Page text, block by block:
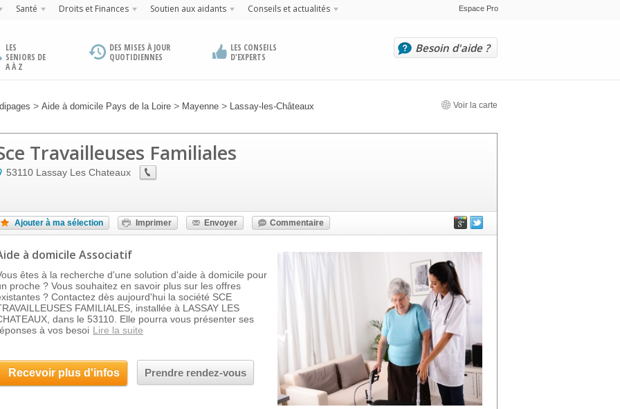
Santé Droits et Finances Soutien aux aidants Conseils et actualités Espace Pro
LES
SENIORS DE
A À Z
DES MISES À JOUR
QUOTIDIENNES
LES CONSEILS
D'EXPERTS
Besoin d'aide ?
> Aide à domicile Pays de la Loire > Mayenne > Lassay-les-Châteaux Voir la carte
Travailleuses Familiales
53110 Lassay Les Chateaux
Ajouter à ma sélection Imprimer Envoyer Commentaire
à domicile Associatif
êtes à la recherche d'une solution d'aide à domicile pour
proche ? Vous souhaitez en savoir plus sur les offres
? Contactez dès aujourd'hui la société SCE
FAMILIALES, installée à LASSAY LES
dans le 53110. Elle pourra vous présenter ses
à vos besoi Lire la suite
Recevoir plus d'infos Prendre rendez-vous